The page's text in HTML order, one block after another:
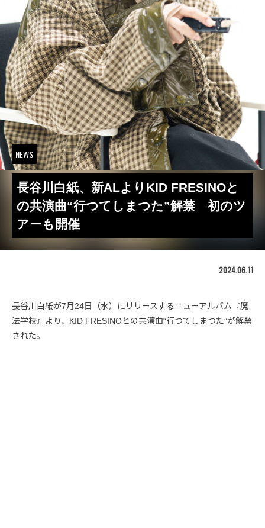
NEWS
長谷川白紙、新ALよりKID FRESINOと
の共演曲“行つてしまつた”解禁 初のツ
アーも開催
2024.06.11
長谷川白紙が7月24日（水）にリリースするニューアルバム『魔
法学校』より、KID FRESINOとの共演曲“行つてしまつた”が解禁
された。